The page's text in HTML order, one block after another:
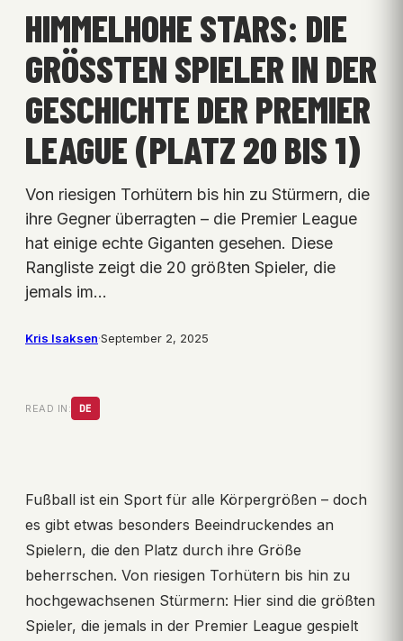
HIMMELHOHE STARS: DIE
GRÖSSTEN SPIELER IN DER G
ESCHICHTE DER PREMIER L
EAGUE (PLATZ 20 BIS 1)
Von riesigen Torhütern bis hin zu Stürmern, die
ihre Gegner überragten – die Premier League
hat einige echte Giganten gesehen. Diese
Rangliste zeigt die 20 größten Spieler, die
jemals im…
Kris Isaksen·September 2, 2025
READ IN: DE
Fußball ist ein Sport für alle Körpergrößen – doch
es gibt etwas besonders Beeindruckendes an
Spielern, die den Platz durch ihre Größe
beherrschen. Von riesigen Torhütern bis hin zu
hochgewachsenen Stürmern: Hier sind die größten
Spieler, die jemals in der Premier League gespielt